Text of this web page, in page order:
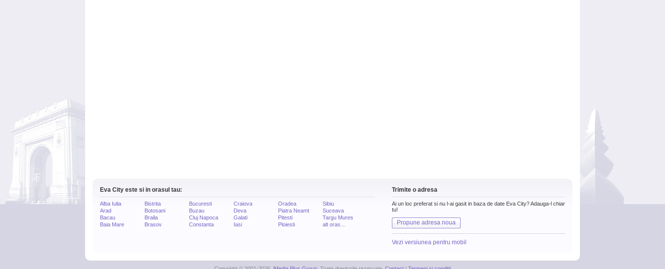
Eva City este si in orasul tau:
Alba Iulia
Arad
Bacau
Baia Mare
Bistrita
Botosani
Braila
Brasov
Bucuresti
Buzau
Cluj Napoca
Constanta
Craiova
Deva
Galati
Iasi
Oradea
Piatra Neamt
Pitesti
Ploiesti
Sibiu
Suceava
Targu Mures
alt oras...
Trimite o adresa
Ai un loc preferat si nu l-ai gasit in baza de date Eva City? Adauga-l chiar
tu!
Propune adresa noua
Vezi versiunea pentru mobil